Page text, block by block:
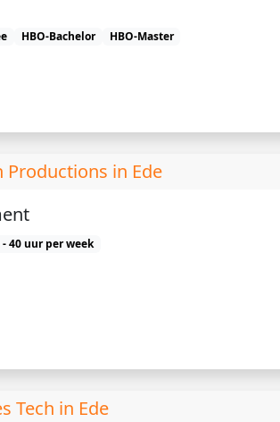
HBO-Bachelor
HBO-Master
Productions in Ede
- 40 uur per week
Tech in Ede